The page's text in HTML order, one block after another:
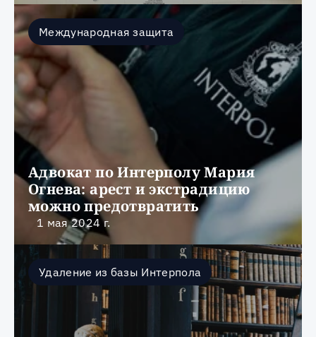
Международная защита
Адвокат по Интерполу Мария
Огнева: арест и экстрадицию
можно предотвратить
1 мая 2024 г.
Удаление из базы Интерпола